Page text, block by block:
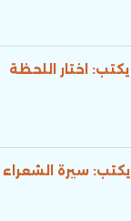
اختار اللحظة
سيرة الشعراء